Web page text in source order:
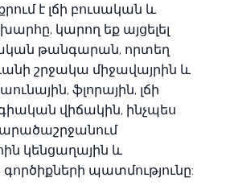
է լճի բուսական և
կարող եք այցելել
թանգարան, որտեղ
շրջակա միջավայրին և
ֆլորային, լճի
վիճակին, ինչպես
կենցաղային և
պատմությունը: